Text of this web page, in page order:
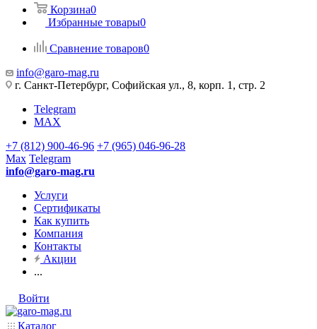
Корзина0
Избранные товары0
Сравнение товаров0
info@garo-mag.ru
г. Санкт-Петербург, Софийская ул., 8, корп. 1, стр. 2
Telegram
MAX
+7 (812) 900-46-96 +7 (965) 046-96-28
Max Telegram
info@garo-mag.ru
Услуги
Сертификаты
Как купить
Компания
Контакты
Акции
...
Войти
Каталог